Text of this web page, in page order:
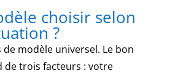
choisir selon
?
de modèle universel. Le bon
de trois facteurs : votre